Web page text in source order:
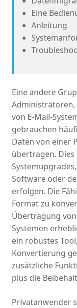
Eine
Anleitung
Eine andere
von E-Mail-
gebrauchen
Daten von einer
übertragen. Dies
Software oder
erfolgen. Die
Format zu
Übertragung
Systemen
ein robustes
Konvertierung
zusätzliche
plus die
Privatanwender